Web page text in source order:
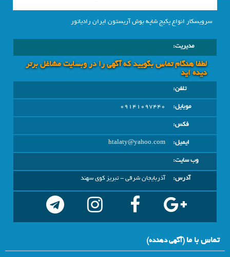
سرویسکار انواع پکیج شاپه بوش آریستون ایران رادیاتور
مدیریت:
لطفا هنگام تماس بگویید که آگهی را در وبسايت مشاغل برتر
دیده اید
تلفن:
موبایل:
09141097440
فکس:
ایمیل:
htalaty@yahoo.com
وب سایت:
آدرس:
آذربايجان شرقي - تبریز کوی سهند
تماس با ما(آگهي دهنده)